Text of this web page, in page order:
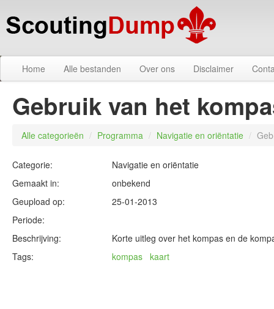
Home Alle bestanden Over ons Disclaimer
Gebruik van het
Alle categorieën / Programma / Navigatie en oriëntatie /
Categorie:
Navigatie en oriëntatie
Gemaakt in:
onbekend
Geupload op:
25-01-2013
Periode:
Beschrijving:
Korte uitleg over het kompas en de
Tags:
kompas kaart